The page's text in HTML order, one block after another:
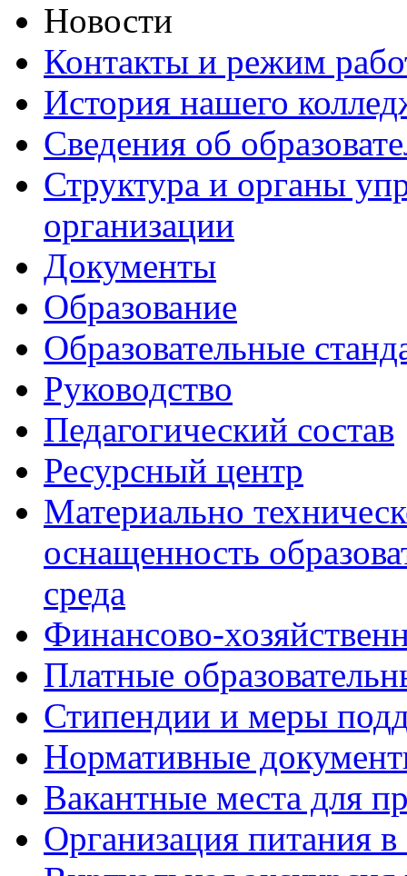
Новости
Контакты и режим
История нашего
Сведения об
Структура и органы
организации
Документы
Образование
Образовательные
Руководство
Педагогический состав
Ресурсный центр
Материально
оснащенность
среда
Финансово-
Платные
Стипендии и меры
Нормативные
Вакантные места для
Организация питания в